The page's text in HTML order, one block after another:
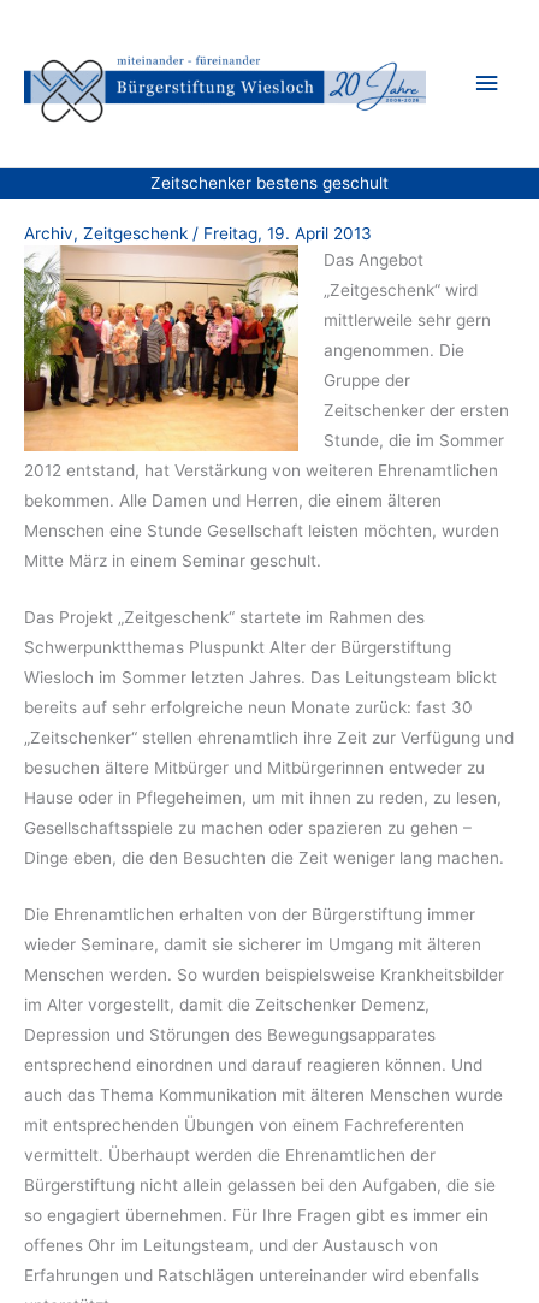
springen
Zeitschenker bestens geschult
Archiv, Zeitgeschenk / Freitag, 19. April 2013
Das Angebot
„Zeitgeschenk“ wird
mittlerweile sehr gern
angenommen. Die
Gruppe der
Zeitschenker der ersten
Stunde, die im Sommer
2012 entstand, hat Verstärkung von weiteren Ehrenamtlichen
bekommen. Alle Damen und Herren, die einem älteren
Menschen eine Stunde Gesellschaft leisten möchten, wurden
Mitte März in einem Seminar geschult.
Das Projekt „Zeitgeschenk“ startete im Rahmen des
Schwerpunktthemas Pluspunkt Alter der Bürgerstiftung
Wiesloch im Sommer letzten Jahres. Das Leitungsteam blickt
bereits auf sehr erfolgreiche neun Monate zurück: fast 30
„Zeitschenker“ stellen ehrenamtlich ihre Zeit zur Verfügung und
besuchen ältere Mitbürger und Mitbürgerinnen entweder zu
Hause oder in Pflegeheimen, um mit ihnen zu reden, zu lesen,
Gesellschaftsspiele zu machen oder spazieren zu gehen –
Dinge eben, die den Besuchten die Zeit weniger lang machen.
Die Ehrenamtlichen erhalten von der Bürgerstiftung immer
wieder Seminare, damit sie sicherer im Umgang mit älteren
Menschen werden. So wurden beispielsweise Krankheitsbilder
im Alter vorgestellt, damit die Zeitschenker Demenz,
Depression und Störungen des Bewegungsapparates
entsprechend einordnen und darauf reagieren können. Und
auch das Thema Kommunikation mit älteren Menschen wurde
mit entsprechenden Übungen von einem Fachreferenten
vermittelt. Überhaupt werden die Ehrenamtlichen der
Bürgerstiftung nicht allein gelassen bei den Aufgaben, die sie
so engagiert übernehmen. Für Ihre Fragen gibt es immer ein
offenes Ohr im Leitungsteam, und der Austausch von
Erfahrungen und Ratschlägen untereinander wird ebenfalls